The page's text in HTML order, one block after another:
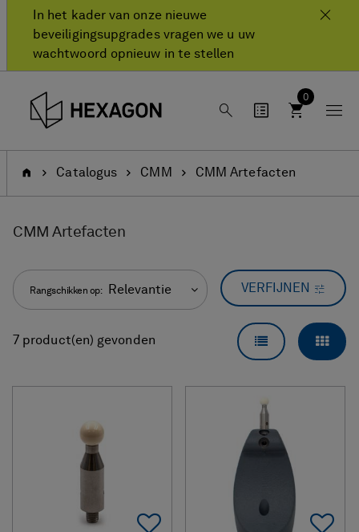
text.skipToContent
text.skipToNavigation
In het kader van onze nieuwe
beveiligingsupgrades vragen we u uw
wachtwoord opnieuw in te stellen
0
HomeCatalogus CMM CMM Artefacten
CMM Artefacten
Rangschikken op: Relevantie VERFIJNEN
7 product(en) gevonden
Add To Favorites